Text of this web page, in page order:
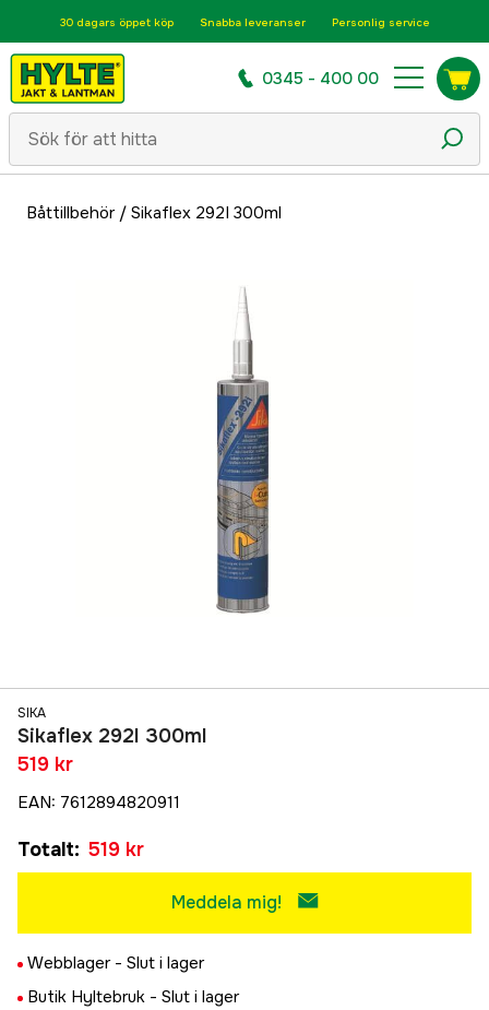
30 dagars öppet köp Snabba leveranser Personlig service
0345 - 400 00
Båttillbehör/ Sikaflex 292I 300ml
SIKA
Sikaflex 292I 300ml
519 kr
EAN: 7612894820911
Totalt: 519 kr
Meddela mig!
Webblager - Slut i lager
Butik Hyltebruk - Slut i lager